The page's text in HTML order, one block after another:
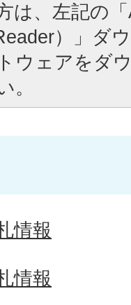
は、左記の
）」ダ
ウェアをダ
。
情報
情報